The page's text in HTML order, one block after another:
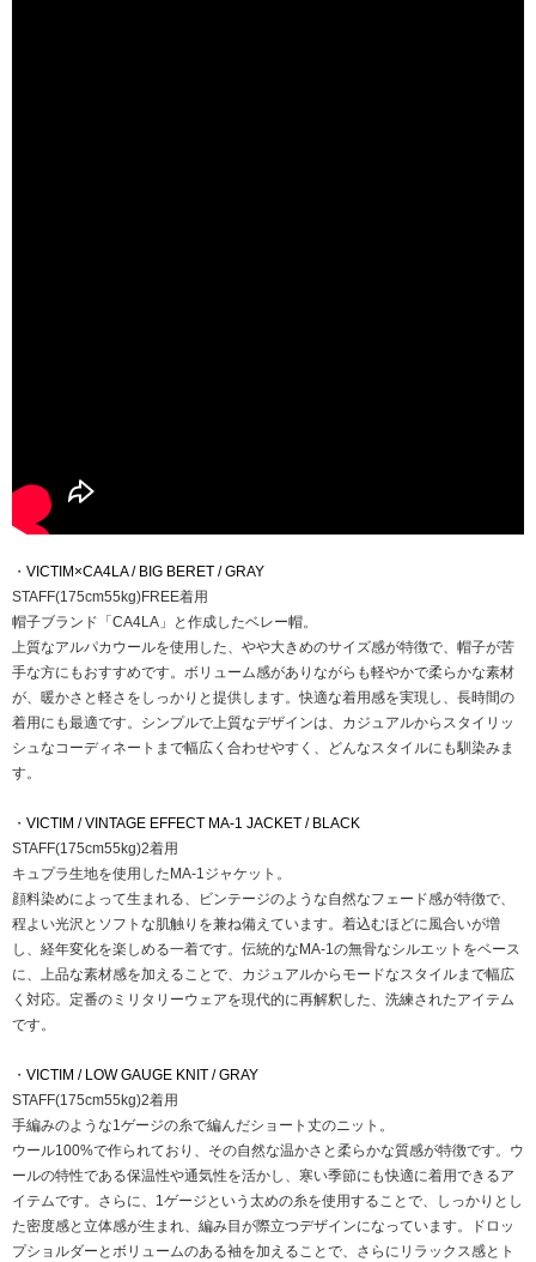
・ VICTIM×CA4LA / BIG BERET / GRAY
STAFF(175cm55kg)FREE着用
帽子ブランド「CA4LA」と作成したベレー帽。
上質なアルパカウールを使用した、やや大きめのサイズ感が特徴で、帽子が苦
手な方にもおすすめです。ボリューム感がありながらも軽やかで柔らかな素材
が、暖かさと軽さをしっかりと提供します。快適な着用感を実現し、長時間の
着用にも最適です。シンプルで上質なデザインは、カジュアルからスタイリッ
シュなコーディネートまで幅広く合わせやすく、どんなスタイルにも馴染みま
す。
・ VICTIM / VINTAGE EFFECT MA-1 JACKET / BLACK
STAFF(175cm55kg)2着用
キュプラ生地を使用したMA-1ジャケット。
顔料染めによって生まれる、ビンテージのような自然なフェード感が特徴で、
程よい光沢とソフトな肌触りを兼ね備えています。着込むほどに風合いが増
し、経年変化を楽しめる一着です。伝統的なMA-1の無骨なシルエットをベース
に、上品な素材感を加えることで、カジュアルからモードなスタイルまで幅広
く対応。定番のミリタリーウェアを現代的に再解釈した、洗練されたアイテム
です。
・ VICTIM / LOW GAUGE KNIT / GRAY
STAFF(175cm55kg)2着用
手編みのような1ゲージの糸で編んだショート丈のニット。
ウール100%で作られており、その自然な温かさと柔らかな質感が特徴です。ウ
ールの特性である保温性や通気性を活かし、寒い季節にも快適に着用できるア
イテムです。さらに、1ゲージという太めの糸を使用することで、しっかりとし
た密度感と立体感が生まれ、編み目が際立つデザインになっています。ドロッ
プショルダーとボリュームのある袖を加えることで、さらにリラックス感とト